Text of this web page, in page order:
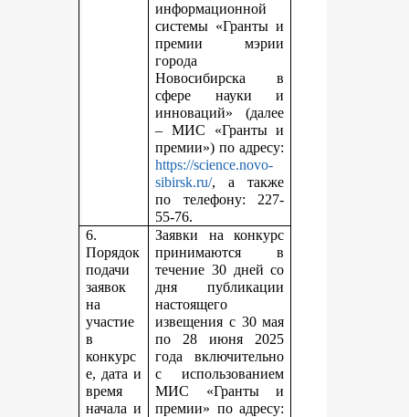
информационной
системы «Гранты и
премии мэрии
города
Новосибирска в
сфере науки и
инноваций» (далее
– МИС «Гранты и
премии») по адресу:
https://science.novo-
sibirsk.ru/, а также
по телефону: 227-
55-76.
6.
Порядок
подачи
заявок
на
участие
в
конкурс
е, дата и
время
начала и
Заявки на конкурс
принимаются в
течение 30 дней со
дня публикации
настоящего
извещения с 30 мая
по 28 июня 2025
года включительно
с использованием
МИС «Гранты и
премии» по адресу: